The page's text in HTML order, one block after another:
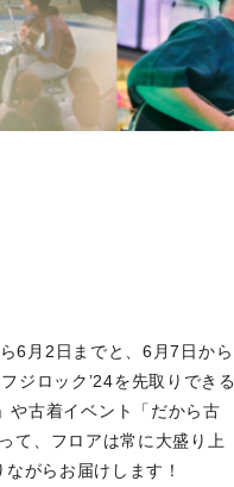
6月2日までと、6月7日から
ジロック’24を先取りできる
や古着イベント「だから古
て、フロアは常に大盛り上
がらお届けします！